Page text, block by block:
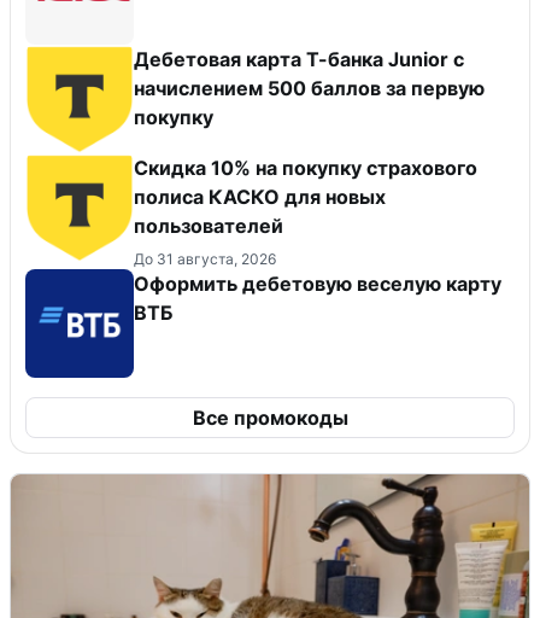
Дебетовая карта Т-банка Junior c
начислением 500 баллов за первую
покупку
Скидка 10% на покупку страхового
полиса КАСКО для новых
пользователей
До 31 августа, 2026
Оформить дебетовую веселую карту
ВТБ
Все промокоды